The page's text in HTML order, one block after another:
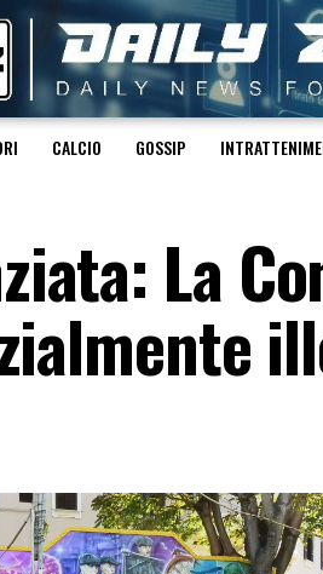
CALCIO GOSSIP
La